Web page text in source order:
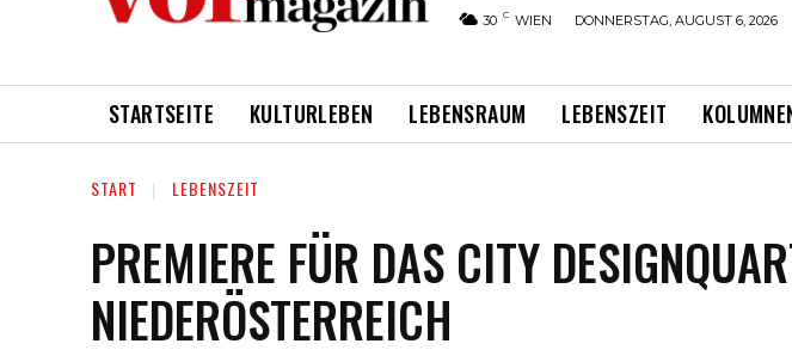
30 C WIEN DONNERSTAG, AUGUST 6, 2026
STARTSEITE KULTURLEBEN LEBENSRAUM LEBENSZEIT
START LEBENSZEIT
PREMIERE FÜR DAS CITY
NIEDERÖSTERREICH